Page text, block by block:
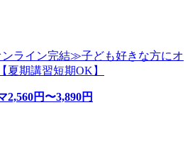
ライン完結≫子ども好きな方にオ
期講習短期OK】
2,560円〜3,890円